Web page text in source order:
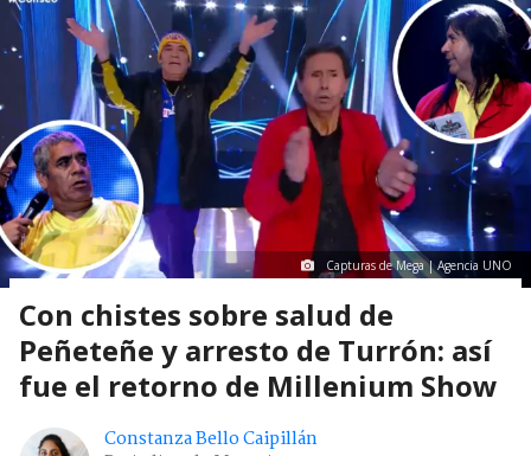
Capturas de Mega | Agencia UNO
Con chistes sobre salud de
Peñeteñe y arresto de Turrón: así
fue el retorno de Millenium Show
Constanza Bello Caipillán